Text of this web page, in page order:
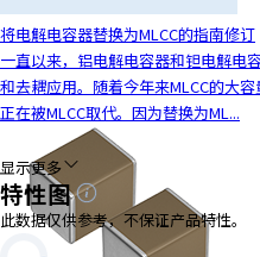
u
n
a
v
i
a
t
e
将电解电容器替换为MLCC的指南修订
一直以来，铝电解电容器和钽电解电
和去耦应用。随着今年来MLCC的大
正在被MLCC取代。因为替换为ML...
显示更多
特性图
此数据仅供参考，不保证产品特性。